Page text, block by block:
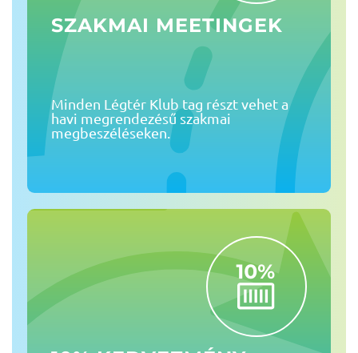
SZAKMAI MEETINGEK
Minden Légtér Klub tag részt vehet a
havi megrendezésű szakmai
megbeszéléseken.